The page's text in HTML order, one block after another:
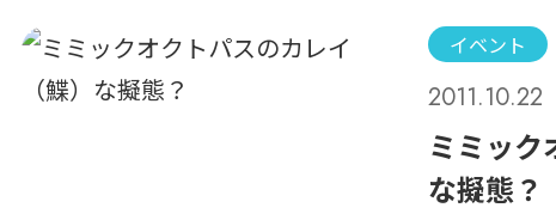
もちろん個体
収することで
種類によっ
ケ。葉の表面
昆虫などがく
ソウ。二枚貝
れると、開い
イベント
2011.10.22
ミミック
な擬態？